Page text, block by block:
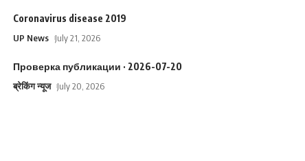
Coronavirus disease 2019
UP News July 21, 2026
Проверка публикации · 2026-07-20
ब्रेकिंग न्यूज July 20, 2026